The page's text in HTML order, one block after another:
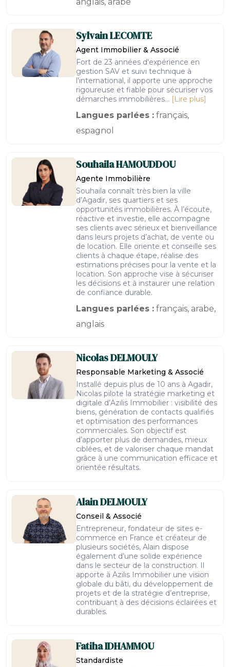
SylvainLECOMTE
Agent Immobilier & Associé
Fort de 23 années d'expérience en
gestion SAV et suivi technique à
l'international, il apporte une approche
rigoureuse et fiable pour sécuriser vos
démarches immobilières... [Lire plus]
Langues parlées : français,
espagnol
SouhailaHAMOUDDOU
Agente Immobilière
Souhaila connaît très bien la ville
d’Agadir, ses quartiers et ses
opportunités immobilières. À l’écoute,
réactive et investie, elle accompagne
ses clients avec sérieux et bienveillance
dans leurs projets d’achat, de vente ou
de location. Elle oriente et conseille ses
clients à chaque étape, réalise des
estimations précises pour la vente et la
location. Son approche vise à sécuriser
les décisions et à instaurer une relation
de confiance durable.
Langues parlées : français, arabe,
anglais
NicolasDELMOULY
Responsable Marketing & Associé
Installé depuis plus de 10 ans à Agadir,
Nicolas pilote la stratégie marketing et
digitale d’Azilis Immobilier : visibilité des
biens, génération de contacts qualifiés
et optimisation des performances
commerciales. Son objectif est
d’apporter plus de demandes, mieux
ciblées, et de valoriser chaque mandat
grâce à une communication efficace et
orientée résultats.
AlainDELMOULY
Conseil & Associé
Entrepreneur, fondateur de sites e-
commerce en France et créateur de
plusieurs sociétés, Alain dispose
également d’une solide expérience
dans le secteur de la construction. Il
apporte à Azilis Immobilier une vision
globale du bâti, du développement de
projets et de la stratégie d’entreprise,
contribuant à des décisions éclairées et
durables.
FatihaIDHAMMOU
Standardiste